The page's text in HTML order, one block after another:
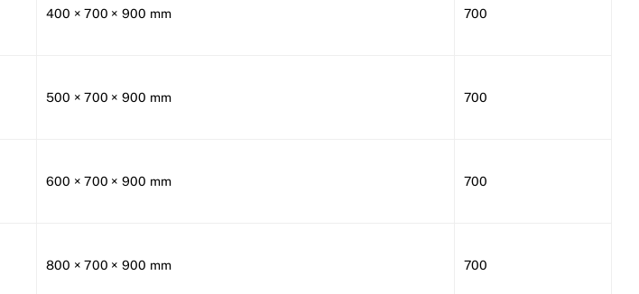
400 × 700 × 900 mm 700
500 × 700 × 900 mm 700
600 × 700 × 900 mm 700
800 × 700 × 900 mm 700